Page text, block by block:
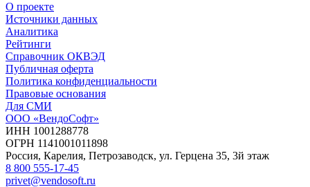
О проекте
Источники данных
Аналитика
Рейтинги
Справочник ОКВЭД
Публичная оферта
Политика конфиденциальности
Правовые основания
Для СМИ
ООО «ВендоСофт»
ИНН 1001288778
ОГРН 1141001011898
Россия, Карелия, Петрозаводск, ул. Герцена 35, 3й этаж
8 800 555-17-45
privet@vendosoft.ru